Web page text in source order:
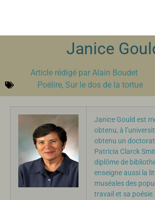
Janice
Article rédigé par Alain Boudet
Poélire, Sur le dos de la tortue
Janice Gould est
obtenu, à
obtenu un doctorat
Patricia Clarck
diplôme de
enseigne aussi la
muséales des
travail et sa